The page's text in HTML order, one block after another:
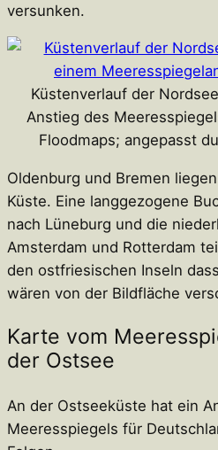
versunken.
Küstenverlauf der
Anstieg des
Floodmaps; angepasst
Oldenburg und Bremen
Küste. Eine langgezogene
nach Lüneburg und die
Amsterdam und Rotterdam
den ostfriesischen Inseln
wären von der Bildfläche
Karte vom
der Ostsee
An der Ostseeküste hat ein
Meeresspiegels für